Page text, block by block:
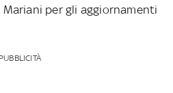
Mariani per gli aggiornamenti
PUBBLICITÀ